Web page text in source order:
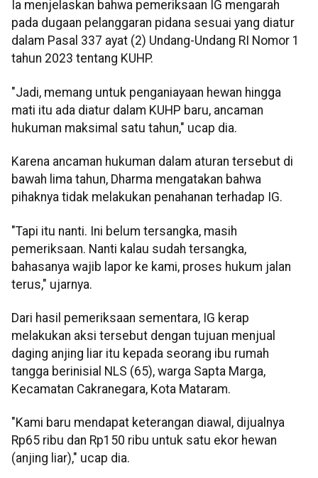
Ia menjelaskan bahwa pemeriksaan IG mengarah
pada dugaan pelanggaran pidana sesuai yang diatur
dalam Pasal 337 ayat (2) Undang-Undang RI Nomor 1
tahun 2023 tentang KUHP.
"Jadi, memang untuk penganiayaan hewan hingga
mati itu ada diatur dalam KUHP baru, ancaman
hukuman maksimal satu tahun," ucap dia.
Karena ancaman hukuman dalam aturan tersebut di
bawah lima tahun, Dharma mengatakan bahwa
pihaknya tidak melakukan penahanan terhadap IG.
"Tapi itu nanti. Ini belum tersangka, masih
pemeriksaan. Nanti kalau sudah tersangka,
bahasanya wajib lapor ke kami, proses hukum jalan
terus," ujarnya.
Dari hasil pemeriksaan sementara, IG kerap
melakukan aksi tersebut dengan tujuan menjual
daging anjing liar itu kepada seorang ibu rumah
tangga berinisial NLS (65), warga Sapta Marga,
Kecamatan Cakranegara, Kota Mataram.
"Kami baru mendapat keterangan diawal, dijualnya
Rp65 ribu dan Rp150 ribu untuk satu ekor hewan
(anjing liar)," ucap dia.